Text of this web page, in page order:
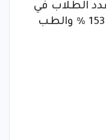
الطلاب في
كليات الهندسة زيادة بنسية 153 % والطب